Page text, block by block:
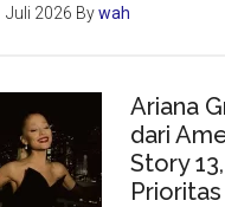
Juli 2026 Bywah
Ariana
dari
Story
Prioritas